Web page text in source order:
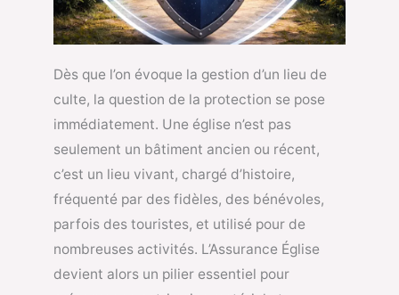
Dès que l’on évoque la gestion d’un lieu de
culte, la question de la protection se pose
immédiatement. Une église n’est pas
seulement un bâtiment ancien ou récent,
c’est un lieu vivant, chargé d’histoire,
fréquenté par des fidèles, des bénévoles,
parfois des touristes, et utilisé pour de
nombreuses activités. L’Assurance Église
devient alors un pilier essentiel pour